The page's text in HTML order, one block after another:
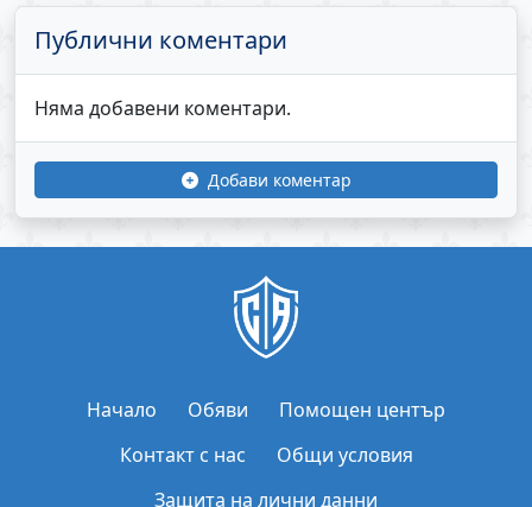
Публични коментари
Няма добавени коментари.
Добави коментар
Начало Обяви
Помощен център
Контакт с нас
Общи условия
Защита на лични данни